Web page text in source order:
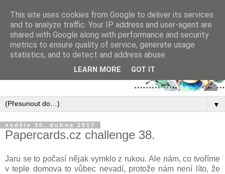
▼
neděle 30. dubna 2017
Papercards.cz challenge 38.
Jaru se to počasí nějak vymklo z rukou. Ale nám, co tvoříme
v teple domova to vůbec nevadí, protože nám není líto, že
This site uses cookies from Google to deliver its services
and to analyze traffic. Your IP address and user-agent are
shared with Google along with performance and security
metrics to ensure quality of service, generate usage
statistics, and to detect and address abuse.
LEARN MORE GOT IT